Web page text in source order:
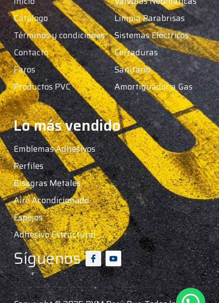
Catálogo
Términos y condiciones
Contacto
Faros
Productos PVC
Limpia Parabrisas
Sistemas Eléctricos
Cerraduras
Sanitario
Amortiguador a Gas
Lo más vendido
Emblemas Adhesivos
Perfiles
Bisagras Metales
Aire Acondicionado
Espejos
Adhesivo Estructural
Síguenos